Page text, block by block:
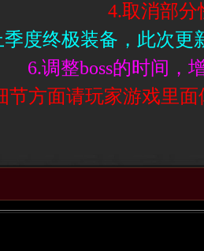
4.取消部
季度终极装备，此次更
6.调整boss的时间，
节方面请玩家游戏里